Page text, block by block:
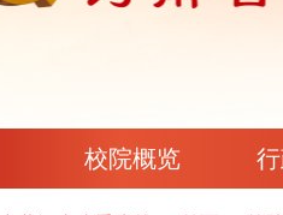
校院概览